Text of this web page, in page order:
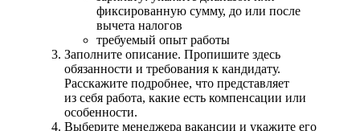
фиксированную сумму, до или после
вычета налогов
требуемый опыт работы
Заполните описание. Пропишите здесь
обязанности и требования к кандидату.
Расскажите подробнее, что представляет
из себя работа, какие есть компенсации или
особенности.
Выберите менеджера вакансии и укажите его